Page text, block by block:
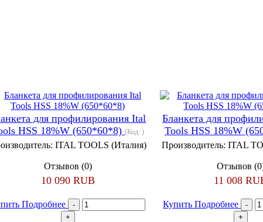
для профилирования Ital
HSS 18%W (650*60*8) (Код: )
ITAL TOOLS (Италия)
Отзывов (0)
10 090 RUB
Подробнее
Бланкета для
Tools HSS 18%W
Производитель:ITAL
Отзывов
11 008
КупитьПодробнее